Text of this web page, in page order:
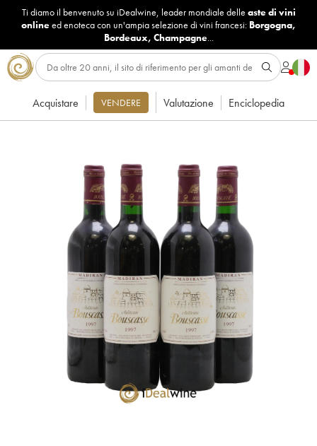
Ti diamo il benvenuto su iDealwine, leader mondiale delle aste di vini
onlineed enoteca con un'ampia selezione di vini francesi: Borgogna,
Bordeaux, Champagne...
Acquistare VENDERE Valutazione Enciclopedia